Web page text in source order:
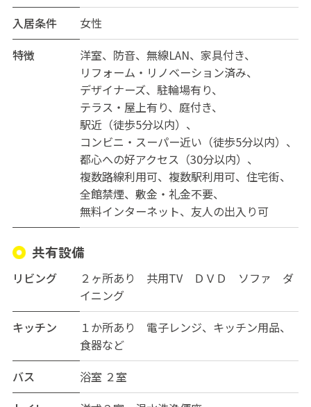
谷町はもともと城下町で、ハウスの周辺にはオフィスビ
ルとファミリー向けのマンションが立ち並びつつ、都会
の喧騒を忘れるほどの静かな住環境です。大阪城までジ
ョギングや、「空堀商店街」でのカフェ巡りなど、外で
のリフレッシュも楽しむことができます。
3つの路線が利用可能で、地下鉄谷町線の谷町6丁目駅は
徒歩5分、中央線の谷町4丁目駅は徒歩6分、長堀鶴見緑地
線の松屋町駅は徒歩5分と、梅田・難波・天王寺へのアク
セスが便利です。
入居条件 女性専用 １８～３９歳
初期費用として、事務手数料20,000円。火災保険。入居
審査あり。
月額費用として、家賃、共益費13,000円（水光熱費含
む）、支払手数料800円
入居条件
女性
特徴
洋室 防音 無線LAN
家具付き
リフォーム・リノベーション済み
デザイナーズ
駐輪場有り
テラス・屋上有り
庭付き
駅近（徒歩5分以内）
コンビニ・スーパー近い（徒歩5分以内）
都心への好アクセス（30分以内）
複数路線利用可
複数駅利用可
住宅街
全館禁煙
敷金・礼金不要
無料インターネット
友人の出入り可
共有設備
リビング
２ヶ所あり 共用TV ＤＶＤ ソファ ダ
イニング
キッチン
１か所あり 電子レンジ、キッチン用品、
食器など
バス
浴室 ２室